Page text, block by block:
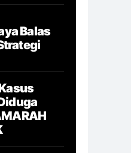
Balas